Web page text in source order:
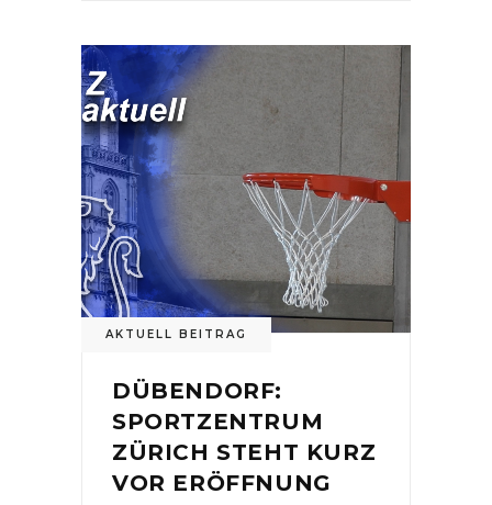
AKTUELL BEITRAG
DÜBENDORF:
SPORTZENTRUM
ZÜRICH STEHT KURZ
VOR ERÖFFNUNG